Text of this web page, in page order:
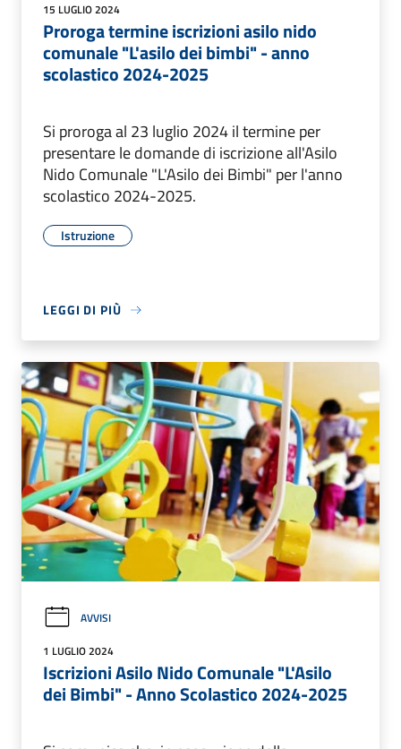
15 LUGLIO 2024
Proroga termine iscrizioni asilo nido
comunale "L'asilo dei bimbi" - anno
scolastico 2024-2025
Si proroga al 23 luglio 2024 il termine per
presentare le domande di iscrizione all'Asilo
Nido Comunale "L'Asilo dei Bimbi" per l'anno
scolastico 2024-2025.
Istruzione
LEGGI DI PIÙ
AVVISI
1 LUGLIO 2024
Iscrizioni Asilo Nido Comunale "L'Asilo
dei Bimbi" - Anno Scolastico 2024-2025